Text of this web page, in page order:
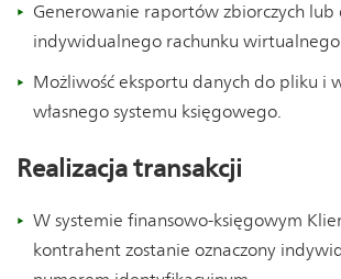
Generowanie raportów zbiorczych lub
indywidualnego rachunku
Możliwość eksportu danych do pliku i
własnego systemu księgowego.
Realizacja transakcji
W systemie finansowo-księgowym
kontrahent zostanie oznaczony